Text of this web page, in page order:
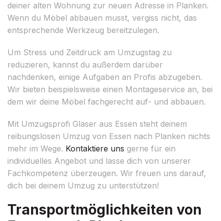
deiner alten Wohnung zur neuen Adresse in Planken.
Wenn du Möbel abbauen musst, vergiss nicht, das
entsprechende Werkzeug bereitzulegen.
Um Stress und Zeitdruck am Umzugstag zu
reduzieren, kannst du außerdem darüber
nachdenken, einige Aufgaben an Profis abzugeben.
Wir bieten beispielsweise einen Montageservice an, bei
dem wir deine Möbel fachgerecht auf- und abbauen.
Mit Umzugsprofi Glaser aus Essen steht deinem
reibungslosen Umzug von Essen nach Planken nichts
mehr im Wege. Kontaktiere uns gerne für ein
individuelles Angebot und lasse dich von unserer
Fachkompetenz überzeugen. Wir freuen uns darauf,
dich bei deinem Umzug zu unterstützen!
Transportmöglichkeiten von